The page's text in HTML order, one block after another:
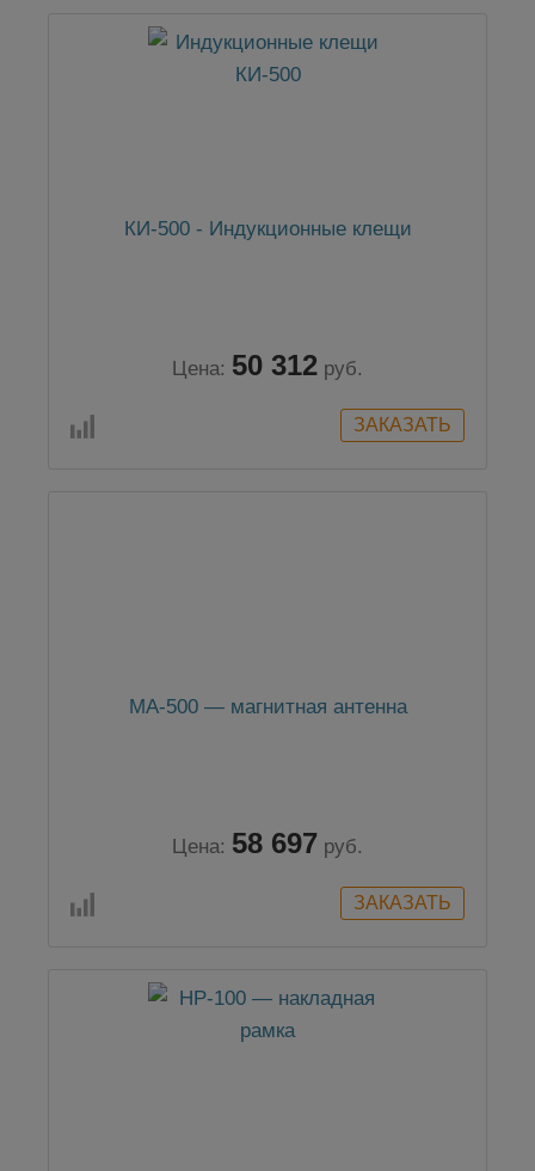
КИ-500 - Индукционные клещи
Цена: 50 312 руб.
МА-500 — магнитная антенна
Цена: 58 697 руб.